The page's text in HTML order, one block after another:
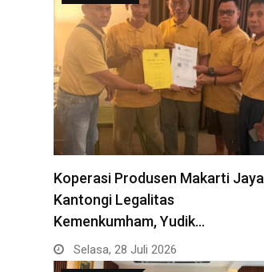
Koperasi Produsen Makarti Jaya
Kantongi Legalitas
Kemenkumham, Yudik…
Selasa, 28 Juli 2026